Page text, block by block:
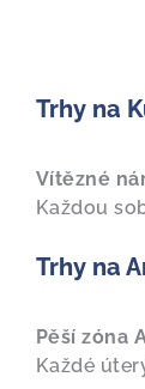
Trhy na
Vítězné
Každou
Trhy na
Pěší zóna
Každé